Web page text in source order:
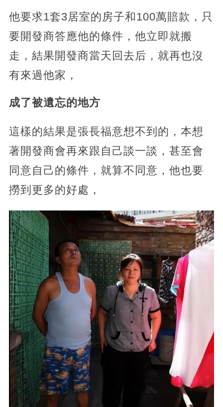
他要求1套3居室的房子和100萬賠款，只
要開發商答應他的條件，他立即就搬
走，結果開發商當天回去后，就再也沒
有來過他家，
成了被遺忘的地方
這樣的結果是張長福意想不到的，本想
著開發商會再來跟自己談一談，甚至會
同意自己的條件，就算不同意，他也要
撈到更多的好處，